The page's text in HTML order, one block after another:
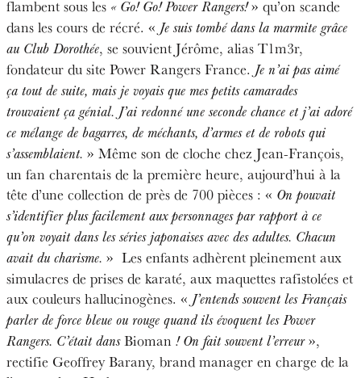
flambent sous les « Go! Go! Power Rangers!» qu’on scande
dans les cours de récré. « Je suis tombé dans la marmite grâce
au Club Dorothée, se souvient Jérôme, alias T1m3r,
fondateur du site Power Rangers France. Je n’ai pas aimé
ça tout de suite, mais je voyais que mes petits camarades
trouvaient ça génial. J’ai redonné une seconde chance et j’ai adoré
ce mélange de bagarres, de méchants, d’armes et de robots qui
s’assemblaient. » Même son de cloche chez Jean-François,
un fan charentais de la première heure, aujourd’hui à la
tête d’une collection de près de 700 pièces : « On pouvait
s’identifier plus facilement aux personnages par rapport à ce
qu’on voyait dans les séries japonaises avec des adultes. Chacun
avait du charisme. » Les enfants adhèrent pleinement aux
simulacres de prises de karaté, aux maquettes rafistolées et
aux couleurs hallucinogènes. « J’entends souvent les Français
parler de force bleue ou rouge quand ils évoquent les Power
Rangers. C’était dansBioman ! On fait souvent l’erreur»,
rectifie Geoffrey Barany, brand manager en charge de la